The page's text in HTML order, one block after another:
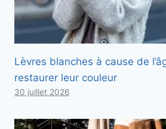
Lèvres blanches à cause de
restaurer leur couleur
30 juillet 2026